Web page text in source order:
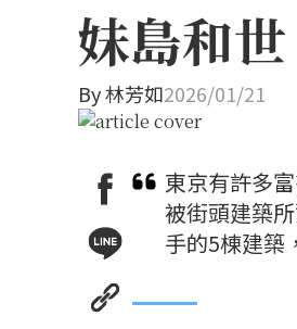
妹島和
By林芳如2026/01/21
東京有許多
被街頭建築
手的5棟建築